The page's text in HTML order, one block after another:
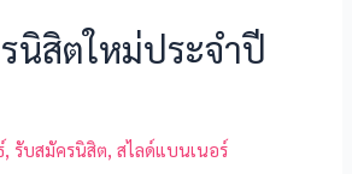
นิสิตใหม่ประจำปี
, รับสมัครนิสิต,สไลด์แบนเนอร์